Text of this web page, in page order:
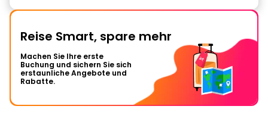
Reise Smart, spare mehr
Machen Sie Ihre erste
Buchung und sichern Sie sich
erstaunliche Angebote und
Rabatte.